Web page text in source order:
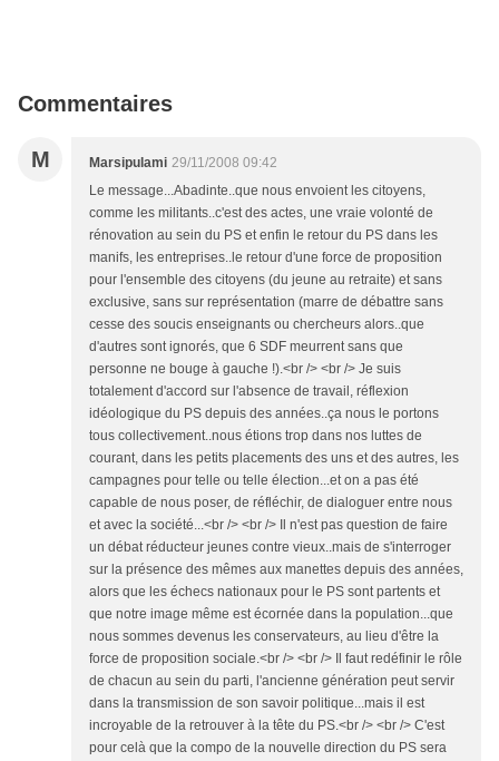
Commentaires
M Marsipulami 29/11/2008 09:42
Le message...Abadinte..que nous envoient les citoyens,
comme les militants..c'est des actes, une vraie volonté de
rénovation au sein du PS et enfin le retour du PS dans les
manifs, les entreprises..le retour d'une force de proposition
pour l'ensemble des citoyens (du jeune au retraite) et sans
exclusive, sans sur représentation (marre de débattre sans
cesse des soucis enseignants ou chercheurs alors..que
d'autres sont ignorés, que 6 SDF meurrent sans que
personne ne bouge à gauche !).<br /> <br /> Je suis
totalement d'accord sur l'absence de travail, réflexion
idéologique du PS depuis des années..ça nous le portons
tous collectivement..nous étions trop dans nos luttes de
courant, dans les petits placements des uns et des autres, les
campagnes pour telle ou telle élection...et on a pas été
capable de nous poser, de réfléchir, de dialoguer entre nous
et avec la société...<br /> <br /> Il n'est pas question de faire
un débat réducteur jeunes contre vieux..mais de s'interroger
sur la présence des mêmes aux manettes depuis des années,
alors que les échecs nationaux pour le PS sont partents et
que notre image même est écornée dans la population...que
nous sommes devenus les conservateurs, au lieu d'être la
force de proposition sociale.<br /> <br /> Il faut redéfinir le rôle
de chacun au sein du parti, l'ancienne génération peut servir
dans la transmission de son savoir politique...mais il est
incroyable de la retrouver à la tête du PS.<br /> <br /> C'est
pour celà que la compo de la nouvelle direction du PS sera